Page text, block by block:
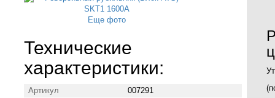
Еще фото
Технические
характеристики:
Артикул
007291